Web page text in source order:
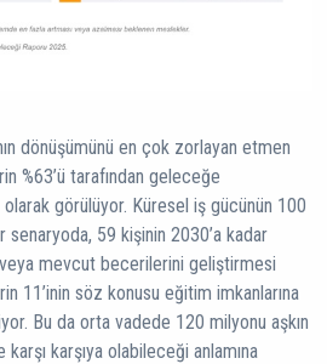
dönüşümünü en çok zorlayan etmen
%63’ü tarafından geleceğe
olarak görülüyor. Küresel iş gücünün 100
59 kişinin 2030’a kadar
mevcut becerilerini geliştirmesi
11’inin söz konusu eğitim imkanlarına
Bu da orta vadede 120 milyonu aşkın
karşıya olabileceği anlamına